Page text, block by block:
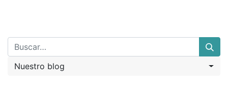
Nuestro blog